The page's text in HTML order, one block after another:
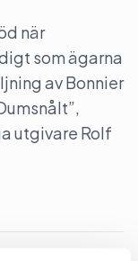
när
som ägarna
av Bonnier
utgivare Rolf